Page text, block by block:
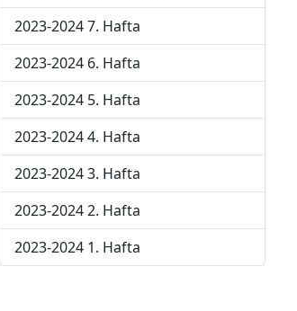
2023-2024 7. Hafta
2023-2024 6. Hafta
2023-2024 5. Hafta
2023-2024 4. Hafta
2023-2024 3. Hafta
2023-2024 2. Hafta
2023-2024 1. Hafta